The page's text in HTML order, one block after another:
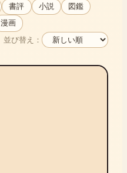
書評 小説
図鑑
漫画
並び替え：